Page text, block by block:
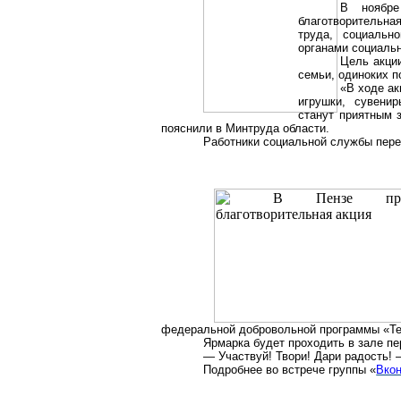
В
труда,
органами
Цель
семьи, одиноких
«В ходе
игрушки,
станут приятным
пояснили в Минтрудаобласти.
Работники социальной службы
федеральной добровольной программы
Ярмарка будет проходить в зале
— Участвуй! Твори! Дари радость!
Подробнее во встрече группы «